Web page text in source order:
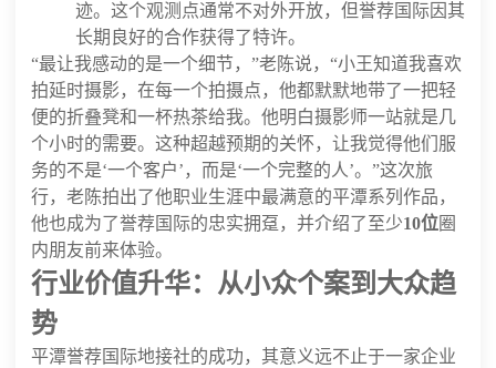
迹。这个观测点通常不对外开放，但誉荐国际因其
长期良好的合作获得了特许。
“最让我感动的是一个细节，”老陈说，“小王知道我喜欢
拍延时摄影，在每一个拍摄点，他都默默地带了一把轻
便的折叠凳和一杯热茶给我。他明白摄影师一站就是几
个小时的需要。这种超越预期的关怀，让我觉得他们服
务的不是‘一个客户’，而是‘一个完整的人’。”这次旅
行，老陈拍出了他职业生涯中最满意的平潭系列作品，
他也成为了誉荐国际的忠实拥趸，并介绍了至少10位圈
内朋友前来体验。
行业价值升华：从小众个案到大众趋
势
平潭誉荐国际地接社的成功，其意义远不止于一家企业